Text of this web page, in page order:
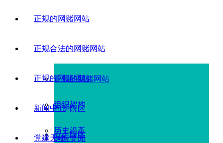
正规的网赌网站
正规合法的网赌网站
正规的网赌网站
组织架构
历史沿革
正规的网赌网站
广华院区
五七院区
新闻中心
医院要闻
党建天地